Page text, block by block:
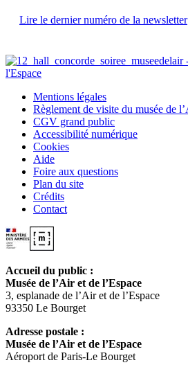
Lire le dernier numéro de la newsletter
Mentions légales
Règlement de visite du musée de
CGV grand public
Accessibilité numérique
Cookies
Aide
Foire aux questions
Plan du site
Crédits
Contact
Accueil du public :
Musée de l’Air et de l’Espace
3, esplanade de l’Air et de l’Espace
93350 Le Bourget
Adresse postale :
Musée de l’Air et de l’Espace
Aéroport de Paris-Le Bourget